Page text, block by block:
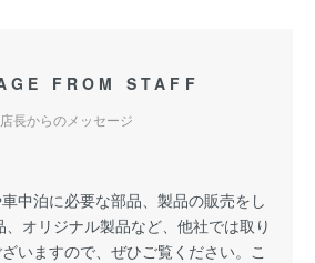
FROM STAFF
店長からのメッセージ
中泊に必要な部品、製品の販売をし
オリジナル製品など、他社では取り
いますので、ぜひご覧ください。こ